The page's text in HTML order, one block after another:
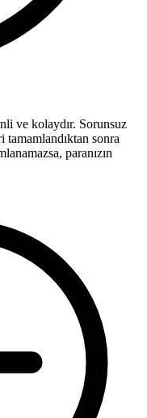
ve kolaydır. Sorunsuz
tamamlandıktan sonra
paranızın